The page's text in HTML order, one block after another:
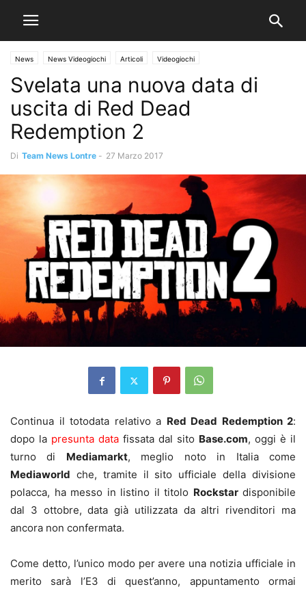
News News Videogiochi Articoli Videogiochi
Svelata una nuova data di
uscita di Red Dead
Redemption 2
Di Team News Lontre - 27 Marzo 2017
Continua il totodata relativo a Red Dead Redemption 2:
dopo la presunta data fissata dal sito Base.com, oggi è il
turno di Mediamarkt, meglio noto in Italia come
Mediaworld che, tramite il sito ufficiale della divisione
polacca, ha messo in listino il titolo Rockstardisponibile
dal 3 ottobre, data già utilizzata da altri rivenditori ma
ancora non confermata.
Come detto, l’unico modo per avere una notizia ufficiale in
merito sarà l’E3 di quest’anno, appuntamento ormai